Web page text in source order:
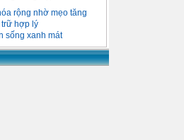
rộng nhờ mẹo tăng
hợp lý
sống xanh mát